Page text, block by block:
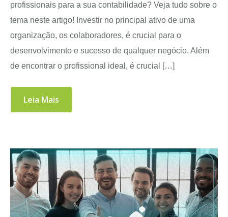
profissionais para a sua contabilidade? Veja tudo sobre o
tema neste artigo! Investir no principal ativo de uma
organização, os colaboradores, é crucial para o
desenvolvimento e sucesso de qualquer negócio. Além
de encontrar o profissional ideal, é crucial […]
Leia Mais